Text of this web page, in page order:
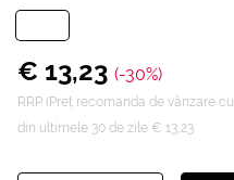
€ 13,23 (-30%)
RRP (Preț recomanda de vânzare
din ultimele 30 de zile € 13,23